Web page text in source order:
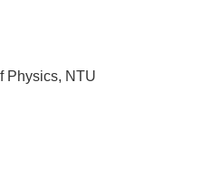
Physics, NTU